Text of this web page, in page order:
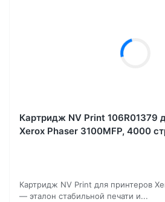
Картридж NV Print 106R01379
Xerox Phaser 3100MFP, 4000
Картридж NV Print для принтеров
— эталон стабильной печати и...